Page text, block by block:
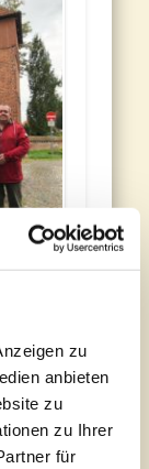
zu
anbieten
zu
zu Ihrer
für
für